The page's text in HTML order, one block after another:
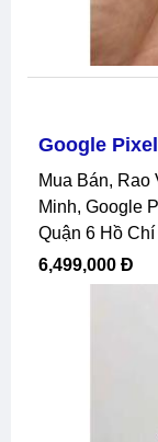
Google
Mua Bán, Rao Vặt Điện Thoại Cũ Quận 6 Hồ Chí
Minh, Google
Quận 6 Hồ Chí
6,499,000 Đ